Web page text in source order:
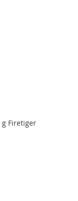
g Firetiger